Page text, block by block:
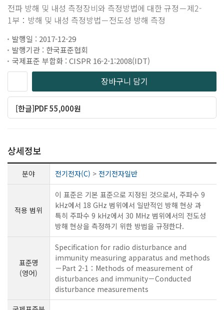
전파 방해 및 내성 측정장비와 측정방법에 대한 규정－제2-
1부：방해 및 내성 측정방법－전도성 방해 측정
발행일 : 2017-12-29
발행기관 : 한국표준협회
국제표준 부합화 : CISPR 16-2-1:2008(IDT)
장바구니 담기
[한글]PDF 55,000원
상세정보
분야 전기전자(C) > 전기전자일반
적용 범위
이 표준은 기본 표준으로 지정된 것으로서, 주파수 9
kHz에서 18 GHz 범위에서 일반적인 방해 현상 과
특히 주파수 9 kHz에서 30 MHz 범위에서의 전도성
방해 현상을 측정하기 위한 방법을 규정한다.
표준명
(영어)
Specification for radio disturbance and
immunity measuring apparatus and methods
－Part 2-1：Methods of measurement of
disturbances and immunity－Conducted
disturbance measurements